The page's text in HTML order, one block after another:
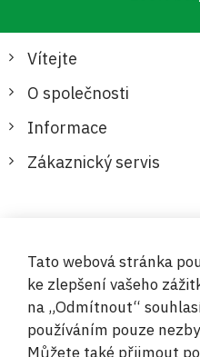
Vítejte
O společnosti
Informace
Zákaznický servis
Tato webová stránka
ke zlepšení vašeho
na „Odmítnout“
používáním pouze
Můžete také přijmout